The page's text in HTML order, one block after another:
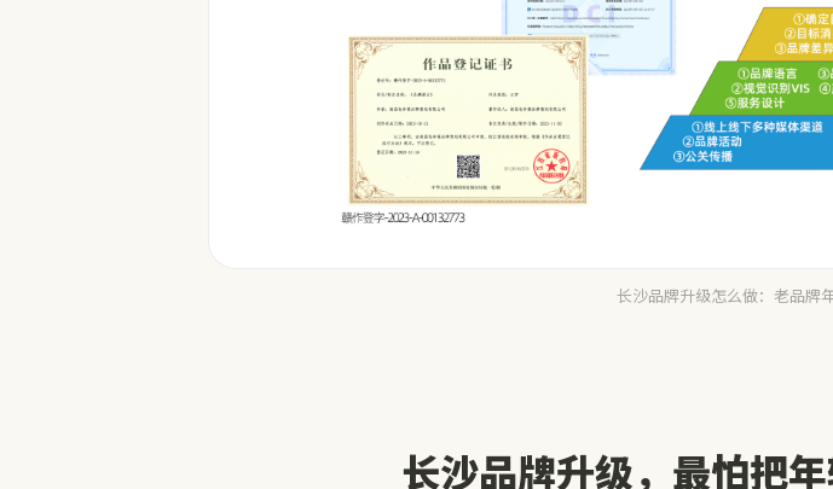
长沙品牌升级怎么做：老品牌
长沙品牌升级，最怕把